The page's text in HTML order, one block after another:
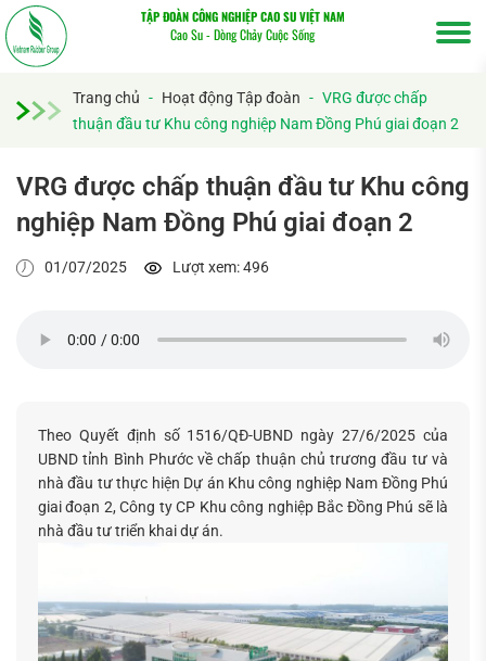
TẬP ĐOÀN CÔNG NGHIỆP CAO SU VIỆT NAM
Cao Su - Dòng Chảy Cuộc Sống
Trang chủ - Hoạt động Tập đoàn - VRG được chấp
thuận đầu tư Khu công nghiệp Nam Đồng Phú giai đoạn 2
VRG được chấp thuận đầu tư Khu công
nghiệp Nam Đồng Phú giai đoạn 2
01/07/2025 Lượt xem: 496
Theo Quyết định số 1516/QĐ-UBND ngày 27/6/2025 của
UBND tỉnh Bình Phước về chấp thuận chủ trương đầu tư và
nhà đầu tư thực hiện Dự án Khu công nghiệp Nam Đồng Phú
giai đoạn 2, Công ty CP Khu công nghiệp Bắc Đồng Phú sẽ là
nhà đầu tư triển khai dự án.
Tìm
kiếm...